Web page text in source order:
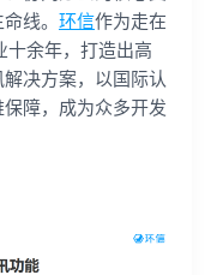
线。 环信作为走在
十余年，打造出高
决方案，以国际认
障，成为众多开发